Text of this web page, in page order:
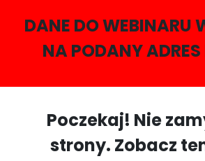
DANE DO WEBINARU
NA PODANY
Poczekaj! Nie
strony. Zobacz